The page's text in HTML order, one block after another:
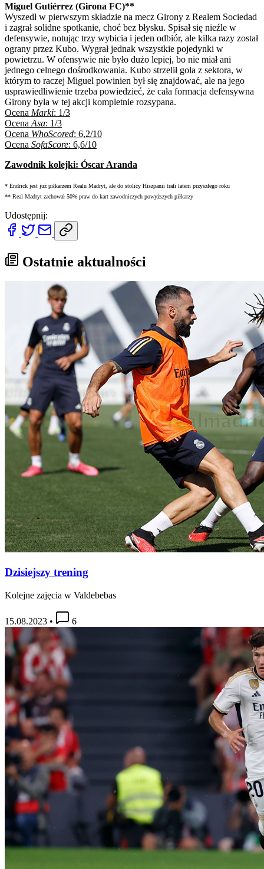
Miguel Gutiérrez (Girona FC)**
Wyszedł w pierwszym składzie na mecz Girony z Realem Sociedad
i zagrał solidne spotkanie, choć bez błysku. Spisał się nieźle w
defensywie, notując trzy wybicia i jeden odbiór, ale kilka razy został
ograny przez Kubo. Wygrał jednak wszystkie pojedynki w
powietrzu. W ofensywie nie było dużo lepiej, bo nie miał ani
jednego celnego dośrodkowania. Kubo strzelił gola z sektora, w
którym to raczej Miguel powinien był się znajdować, ale na jego
usprawiedliwienie trzeba powiedzieć, że cała formacja defensywna
Girony była w tej akcji kompletnie rozsypana.
Ocena Marki: 1/3
Ocena Asa: 1/3
Ocena WhoScored: 6,2/10
Ocena SofaScore: 6,6/10
Zawodnik kolejki: Óscar Aranda
* Endrick jest już piłkarzem Realu Madryt, ale do stolicy Hiszpanii trafi latem przyszłego roku
** Real Madryt zachował 50% praw do kart zawodniczych powyższych piłkarzy
Udostępnij:
Ostatnie aktualności
Dzisiejszy trening
Kolejne zajęcia w Valdebebas
15.08.2023 • 6